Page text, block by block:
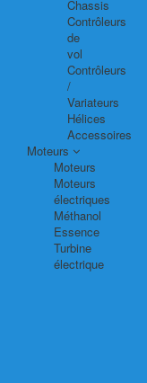
Chassis
Contrôleurs
de
vol
Contrôleurs
/
Variateurs
Hélices
Accessoires
Moteurs
Moteurs
Moteurs
électriques
Méthanol
Essence
Turbine
électrique